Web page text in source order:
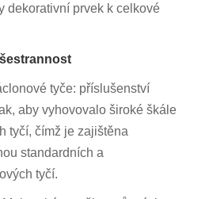
dekorativní prvek k celkové
tyče: příslušenství
aby vyhovovalo široké škále
tyčí, čímž je zajištěna
standardních a
tyčí.